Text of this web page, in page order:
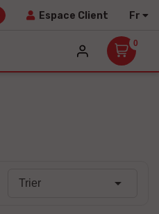
Espace Client Fr
0
Trier 